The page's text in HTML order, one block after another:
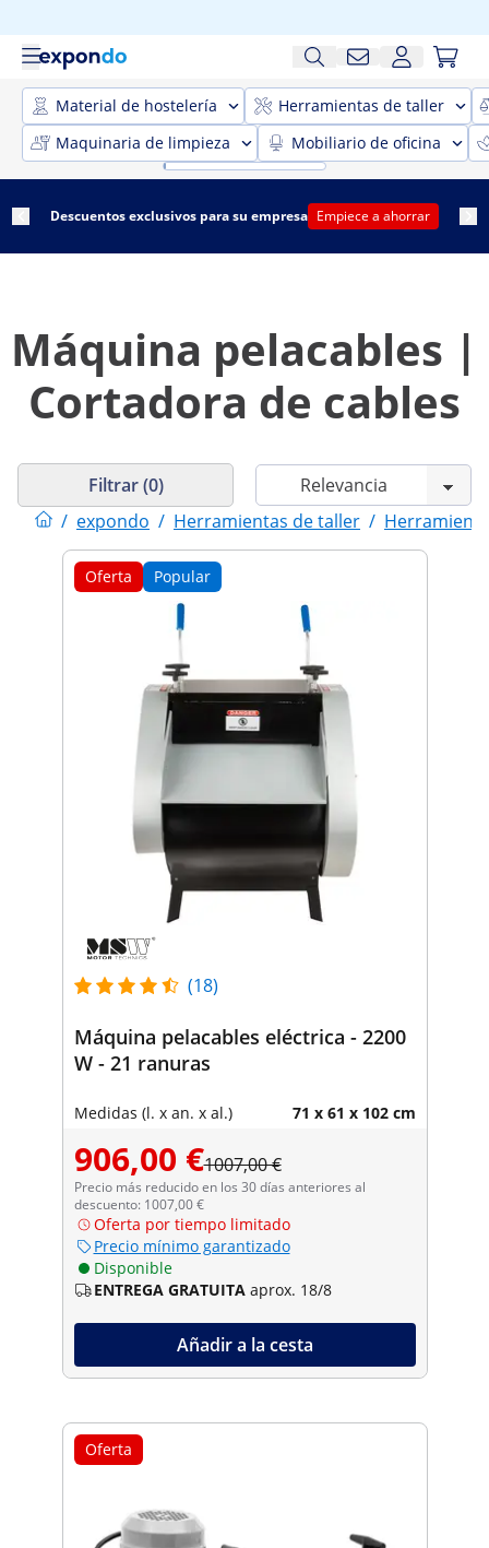
Material de hostelería
Herramientas de taller
Maquinaria de limpieza
Mobiliario de oficina
Descuentos exclusivos para su empresa Empiece a ahorrar
Máquina pelacables |
Cortadora de cables
/ expondo / Herramientas de taller /
Filtrar (0)
Oferta Popular
(18)
Máquina pelacables eléctrica - 2200
W - 21 ranuras
Medidas (l. x an. x al.) 71 x 61 x 102 cm
906,00 €1007,00 €
Precio más reducido en los 30 días anteriores al
descuento: 1007,00 €
Oferta por tiempo limitado
Precio mínimo garantizado
Disponible
ENTREGA GRATUITA aprox. 18/8
Añadir a la cesta
Oferta